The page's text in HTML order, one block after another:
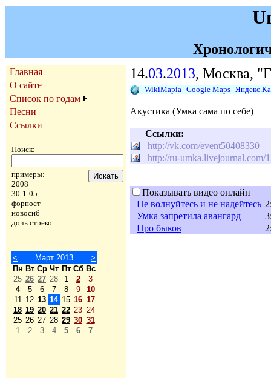
Главная
О сайте
Список по годам
Песни
Ссылки
Поиск:
примеры:
2008
30-1-05
форпост
новосиб
дочь стреко
< Март 2013
>
Пн Вт Ср Чт Пт Сб Вс
25 26 27 28 1 2
3
4
5 6 7 8 9
10
11 12 13 14 15 16 17
18 19 20 21 22 23 24
25 26 27 28 29 30 31
1
2 3 4 5 6 7
14.03.2013, Москва,
WikiMapia Google Maps
Акустика (Умка сама по себе)
Ссылки:
http://vk.com/event50408330
http://ru-umka.livejournal.com/
Показывать видео онлайн
Не волнуйтесь и не надейтесь
Умка запретила авангард
Про быков